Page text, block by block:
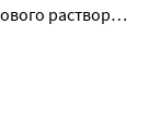
раствора
себе
кожи,